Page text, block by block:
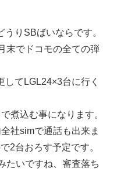
りSBばいならです。
末でドコモの全ての弾
してLGL24×3台に行く
煮込む事になります。
社simで通話も出来ま
2台おろす予定です。
たいですね、審査落ち